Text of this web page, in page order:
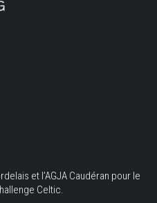
et l’AGJA Caudéran pour le
Celtic.